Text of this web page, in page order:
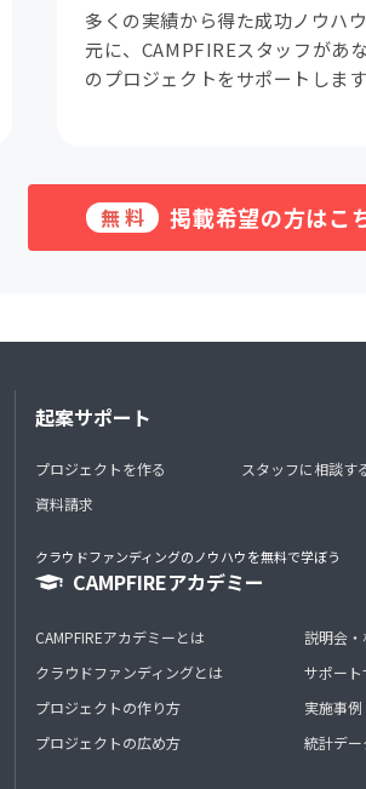
多くの実績から得た成功ノウハ
元に、CAMPFIREスタッフがあ
のプロジェクトをサポートします
無料 掲載希望の方はこ
起案サポート
プロジェクトを作る
資料請求
スタッフに相談す
クラウドファンディングのノウハウを無料で学ぼう
CAMPFIREアカデミー
CAMPFIREアカデミーとは
クラウドファンディングとは
プロジェクトの作り方
プロジェクトの広め方
説明会
サポート
実施事例
統計デー